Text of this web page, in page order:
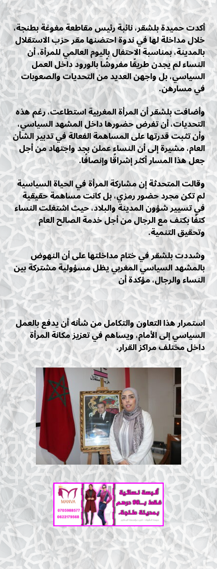
أكدت حميدة بلشقر، نائبة رئيس مقاطعة مغوغة بطنجة،
خلال مداخلة لها في ندوة احتضنها مقر حزب الاستقلال
بالمدينة، بمناسبة الاحتفال باليوم العالمي للمرأة، أن
النساء لم يجدن طريقًا مفروشًا بالورود داخل العمل
السياسي، بل واجهن العديد من التحديات والصعوبات
في مسارهن.
وأضافت بلشقر أن المرأة المغربية استطاعت، رغم هذه
التحديات، أن تفرض حضورها داخل المشهد السياسي،
وأن تثبت قدرتها على المساهمة الفعالة في تدبير الشأن
العام، مشيرة إلى أن النساء عملن بجد واجتهاد من أجل
جعل هذا المسار أكثر إشراقًا وإنصافًا.
وقالت المتحدثة إن مشاركة المرأة في الحياة السياسية
لم تكن مجرد حضور رمزي، بل كانت مساهمة حقيقية
في تسيير شؤون المدينة والبلاد، حيث اشتغلت النساء
كتفًا بكتف مع الرجال من أجل خدمة الصالح العام
وتحقيق التنمية.
وشددت بلشقر في ختام مداخلتها على أن النهوض
بالمشهد السياسي المغربي يظل مسؤولية مشتركة بين
النساء والرجال، مؤكدة أن
استمرار هذا التعاون والتكامل من شأنه أن يدفع بالعمل
السياسي إلى الأمام، ويساهم في تعزيز مكانة المرأة
داخل مختلف مراكز القرار.